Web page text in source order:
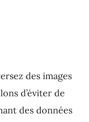
des images
d’éviter de
des données